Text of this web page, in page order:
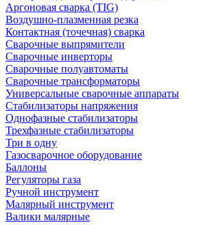
Аргоновая сварка (TIG)
Воздушно-плазменная резка
Контактная (точечная) сварка
Сварочные выпрямители
Сварочные инверторы
Сварочные полуавтоматы
Сварочные трансформаторы
Универсальные сварочные аппараты
Стабилизаторы напряжения
Однофазные стабилизаторы
Трехфазные стабилизаторы
Три в одну
Газосварочное оборудование
Баллоны
Регуляторы газа
Ручной инструмент
Малярный инструмент
Валики малярные